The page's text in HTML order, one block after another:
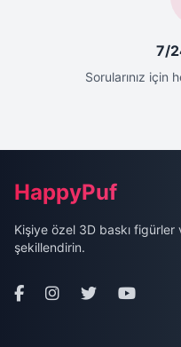
7/
Sorularınız için
HappyPuf
Kişiye özel 3D baskı
şekillendirin.